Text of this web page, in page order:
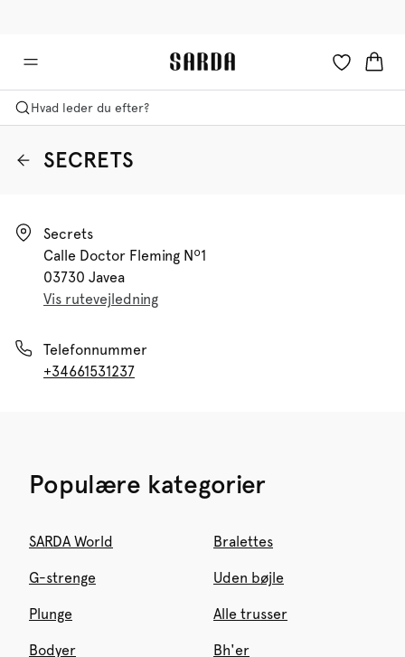
Hvad leder du efter?
SECRETS
Secrets
Calle Doctor Fleming Nº1
03730 Javea
Vis rutevejledning
Telefonnummer
+34661531237
Populære kategorier
SARDA World Bralettes
G-strenge Uden bøjle
Plunge Alle trusser
Bodyer Bh'er